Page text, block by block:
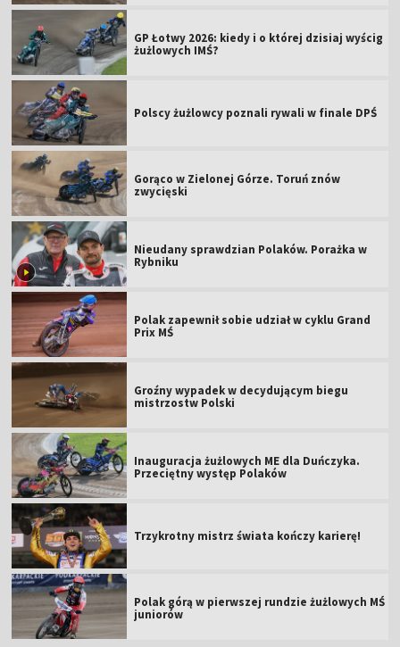
GP Łotwy 2026: kiedy i o której dzisiaj wyścig
żużlowych IMŚ?
Polscy żużlowcy poznali rywali w finale DPŚ
Gorąco w Zielonej Górze. Toruń znów
zwycięski
Nieudany sprawdzian Polaków. Porażka w
Rybniku
Polak zapewnił sobie udział w cyklu Grand
Prix MŚ
Groźny wypadek w decydującym biegu
mistrzostw Polski
Inauguracja żużlowych ME dla Duńczyka.
Przeciętny występ Polaków
Trzykrotny mistrz świata kończy karierę!
Polak górą w pierwszej rundzie żużlowych MŚ
juniorów